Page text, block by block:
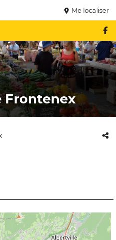
Me localiser
Frontenex